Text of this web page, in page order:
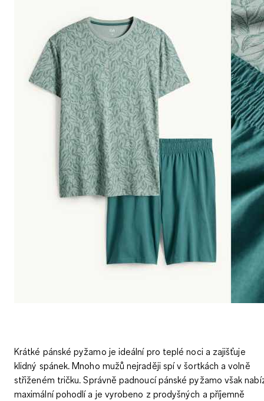
Krátké pánské pyžamo je ideální pro teplé noci a zajišťuje
klidný spánek. Mnoho mužů nejraději spí v šortkách a volně
střiženém tričku. Správně padnoucí pánské pyžamo však
maximální pohodlí a je vyrobeno z prodyšných a příjemně